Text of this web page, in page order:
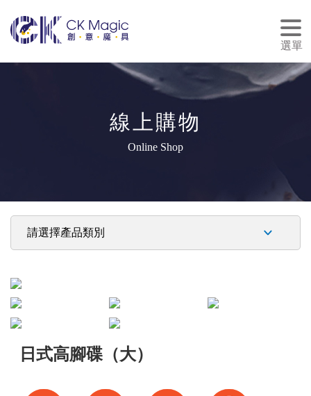
選單
線上購物
Online Shop
日式高腳碟（大）